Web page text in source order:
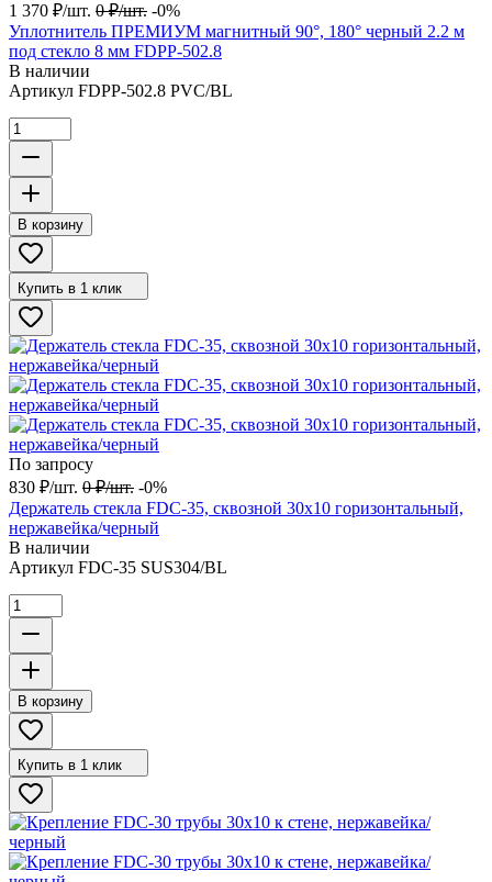
1 370 ₽/шт. 0 ₽/шт. -0%
Уплотнитель ПРЕМИУМ магнитный 90°, 180° черный 2.2 м
под стекло 8 мм FDPP-502.8
В наличии
Артикул FDPP-502.8 PVC/BL
В корзину
Купить в 1 клик
По запросу
830 ₽/шт. 0 ₽/шт. -0%
Держатель стекла FDC-35, сквозной 30х10 горизонтальный,
нержавейка/черный
В наличии
Артикул FDC-35 SUS304/BL
В корзину
Купить в 1 клик